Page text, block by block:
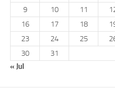
9
10 11
16
17 18
23
24 25
30
31
« Jul